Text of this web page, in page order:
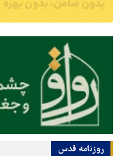
روزنامه قدس